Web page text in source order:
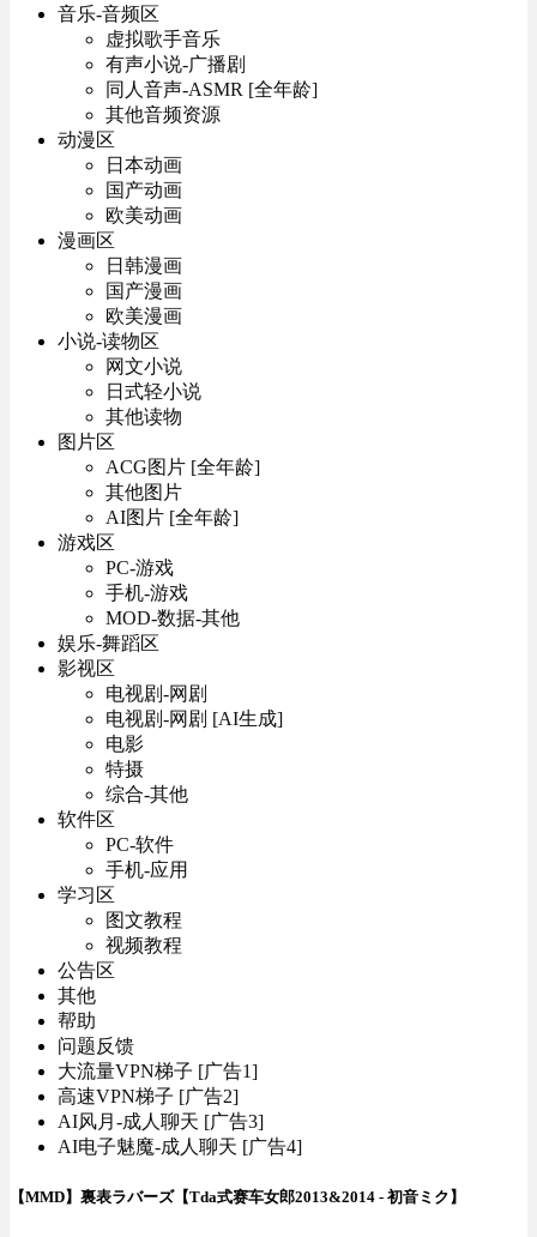
音乐-音频区
虚拟歌手音乐
有声小说-广播剧
同人音声-ASMR [全年龄]
其他音频资源
动漫区
日本动画
国产动画
欧美动画
漫画区
日韩漫画
国产漫画
欧美漫画
小说-读物区
网文小说
日式轻小说
其他读物
图片区
ACG图片 [全年龄]
其他图片
AI图片 [全年龄]
游戏区
PC-游戏
手机-游戏
MOD-数据-其他
娱乐-舞蹈区
影视区
电视剧-网剧
电视剧-网剧 [AI生成]
电影
特摄
综合-其他
软件区
PC-软件
手机-应用
学习区
图文教程
视频教程
公告区
其他
帮助
问题反馈
大流量VPN梯子 [广告1]
高速VPN梯子 [广告2]
AI风月-成人聊天 [广告3]
AI电子魅魔-成人聊天 [广告4]
【MMD】裏表ラバーズ【Tda式赛车女郎2013&2014 - 初音ミク】